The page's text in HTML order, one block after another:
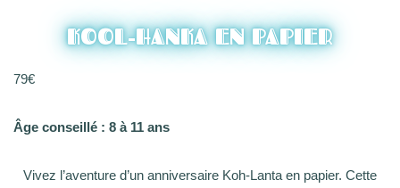
KOOL-HANKA EN PAPIER
79€
Âge conseillé : 8 à 11 ans
Vivez l’aventure d’un anniversaire Koh-Lanta en papier. Cette